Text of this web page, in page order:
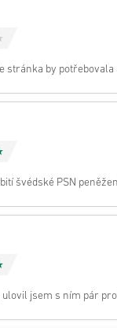
stránka by
švédské PSN
ulovil jsem s ním pár